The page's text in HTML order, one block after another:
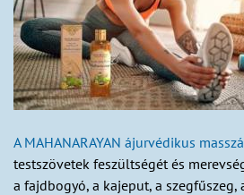
A MAHANARAYAN ájurvédikus
testszövetek feszültségét és
a fajdbogyó, a kajeput, a szegfűszeg,